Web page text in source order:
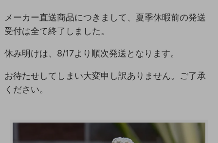
メーカー直送商品につきまして、夏季休暇前の発送
受付は全て終了しました。
休み明けは、8/17より順次発送となります。
お待たせしてしまい大変申し訳ありません。ご了承
ください。